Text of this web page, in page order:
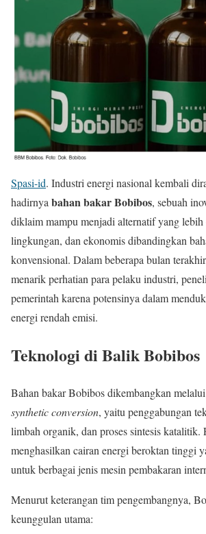
Spasi-id. Industri energi nasional kembali
hadirnya bahan bakar Bobibos, sebuah
diklaim mampu menjadi alternatif yang lebih
lingkungan, dan ekonomis dibandingkan
konvensional. Dalam beberapa bulan
menarik perhatian para pelaku industri,
pemerintah karena potensinya dalam
energi rendah emisi.
Teknologi di Balik Bobibos
Bahan bakar Bobibos dikembangkan
synthetic conversion, yaitu penggabungan
limbah organik, dan proses sintesis katalitik.
menghasilkan cairan energi beroktan tinggi
untuk berbagai jenis mesin pembakaran
Menurut keterangan tim pengembangnya,
keunggulan utama: